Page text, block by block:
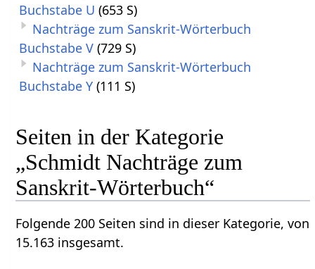
Buchstabe U (653 S)
Nachträge zum Sanskrit-Wörterbuch
Buchstabe V (729 S)
Nachträge zum Sanskrit-Wörterbuch
Buchstabe Y (111 S)
Seiten in der Kategorie
„Schmidt Nachträge zum
Sanskrit-Wörterbuch“
Folgende 200 Seiten sind in dieser Kategorie, von
15.163 insgesamt.